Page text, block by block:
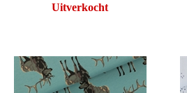
Uitverkocht